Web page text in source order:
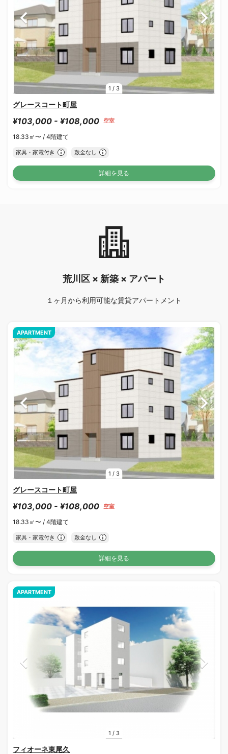
1 / 3
グレースコート町屋
¥103,000 - ¥108,000 空室
18.33㎡〜 / 4階建て
家具・家電付き 敷金なし
詳細を見る
荒川区 × 新築 × アパート
１ヶ月から利用可能な賃貸アパートメント
1 / 3
APARTMENT
グレースコート町屋
¥103,000 - ¥108,000 空室
18.33㎡〜 / 4階建て
家具・家電付き 敷金なし
詳細を見る
1 / 3
APARTMENT
フィオーネ東尾久